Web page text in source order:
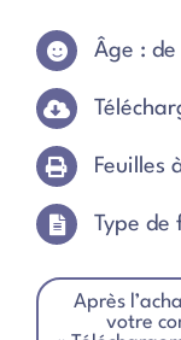
Âge :
Feuilles
Type de
Après
votre